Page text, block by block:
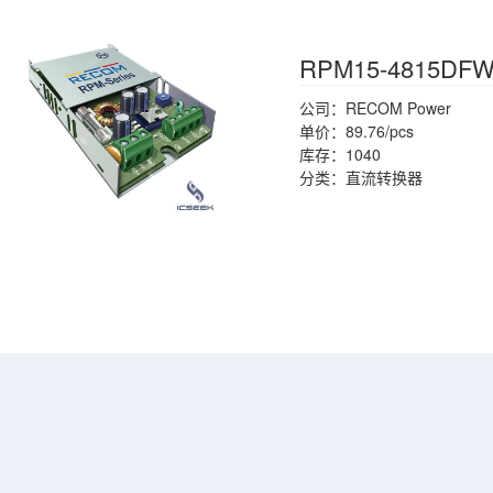
RPM15-
公司：RECOM Power
单价：89.76/pcs
库存：1040
分类：直流转换器